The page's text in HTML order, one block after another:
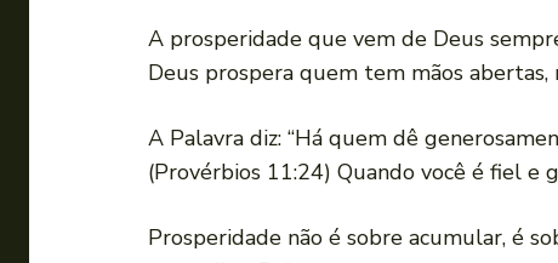
A prosperidade que vem de Deus
Deus prospera quem tem mãos abertas,
A Palavra diz: “Há quem dê
(Provérbios 11:24) Quando você é fiel e
Prosperidade não é sobre acumular, é